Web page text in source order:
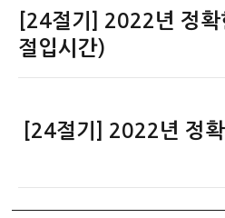
탐
색
이
전
[24절기] 2022년 정
절입시간)
[24절기] 2022년 정